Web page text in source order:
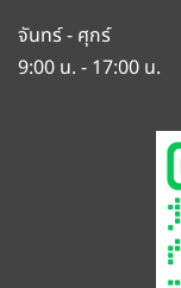
จันทร์ - ศุกร์
9:00 น. - 17:00 น.